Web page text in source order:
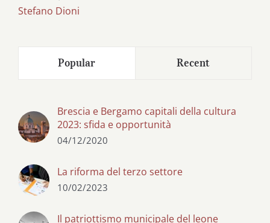
Stefano Dioni
Popular Recent
Brescia e Bergamo capitali della cultura
2023: sfida e opportunità
04/12/2020
La riforma del terzo settore
10/02/2023
Il patriottismo municipale del leone